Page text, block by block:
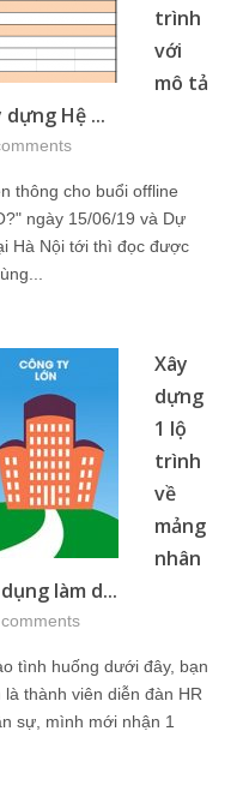
trình
với
mô tả
Hệ ...
thông cho buổi offline
ngày 15/06/19 và Dự
Hà Nội tới thì đọc được
Xây
dựng
1 lộ
trình
về
mảng
nhân
làm d...
tình huống dưới đây, bạn
thành viên diễn đàn HR
sự, mình mới nhận 1